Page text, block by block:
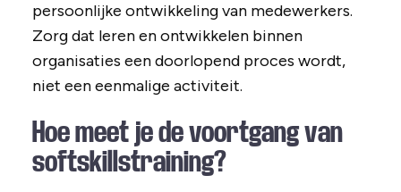
persoonlijke ontwikkeling van medewerkers.
Zorg dat leren en ontwikkelen binnen
organisaties een doorlopend proces wordt,
niet een eenmalige activiteit.
Hoe meet je de voortgang van
softskillstraining?